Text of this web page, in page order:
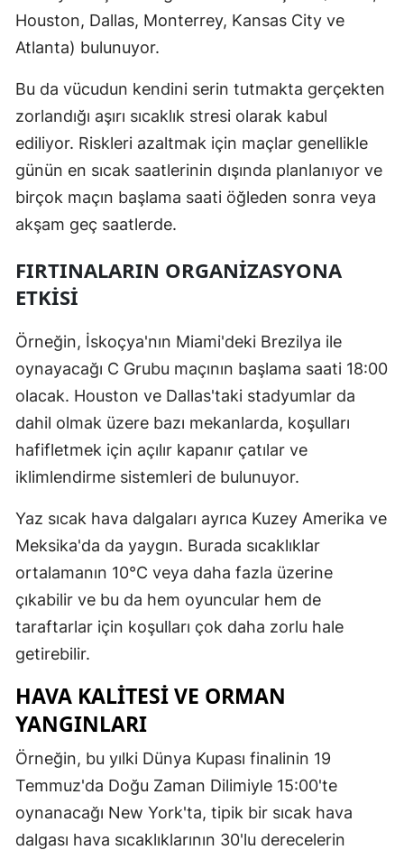
Yozgat
Bayburt
Karaman
Ardahan
Iğdır
Kilis
Houston, Dallas, Monterrey, Kansas City ve
Atlanta) bulunuyor.
Bu da vücudun kendini serin tutmakta gerçekten
zorlandığı aşırı sıcaklık stresi olarak kabul
ediliyor. Riskleri azaltmak için maçlar genellikle
günün en sıcak saatlerinin dışında planlanıyor ve
birçok maçın başlama saati öğleden sonra veya
akşam geç saatlerde.
FIRTINALARIN ORGANIZASYONA
ETKISI
Örneğin, İskoçya'nın Miami'deki Brezilya ile
oynayacağı C Grubu maçının başlama saati 18:00
olacak. Houston ve Dallas'taki stadyumlar da
dahil olmak üzere bazı mekanlarda, koşulları
hafifletmek için açılır kapanır çatılar ve
iklimlendirme sistemleri de bulunuyor.
Yaz sıcak hava dalgaları ayrıca Kuzey Amerika ve
Meksika'da da yaygın. Burada sıcaklıklar
ortalamanın 10°C veya daha fazla üzerine
çıkabilir ve bu da hem oyuncular hem de
taraftarlar için koşulları çok daha zorlu hale
getirebilir.
HAVA KALITESI VE ORMAN
YANGINLARI
Örneğin, bu yılki Dünya Kupası finalinin 19
Temmuz'da Doğu Zaman Dilimiyle 15:00'te
oynanacağı New York'ta, tipik bir sıcak hava
dalgası hava sıcaklıklarının 30'lu derecelerin